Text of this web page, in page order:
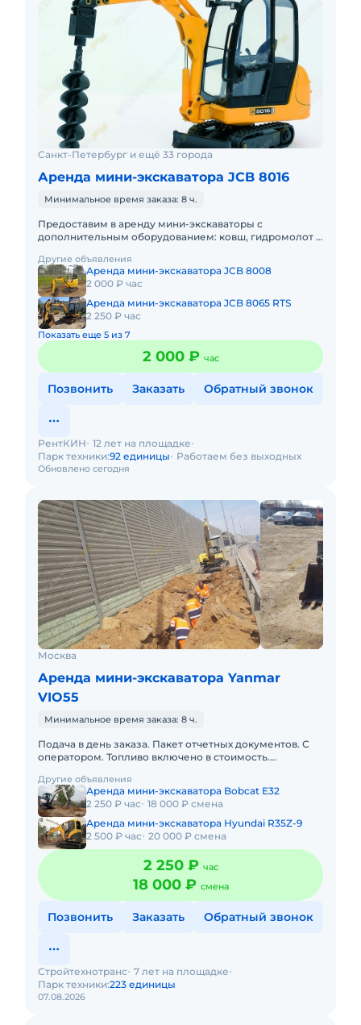
Санкт-Петербург и ещё 33 города
Аренда мини-экскаватора JCB 8016
Минимальное время заказа: 8 ч.
Предоставим в аренду мини-экскаваторы с
дополнительным оборудованием: ковш, гидромолот и
часов работы + 1 час
Другие объявления
Аренда мини-экскаватора JCB 8008
2 000 ₽ час
Аренда мини-экскаватора JCB 8065 RTS
2 250 ₽ час
Показать еще 5 из 7
2 000 ₽ час
Позвонить Заказать Обратный звонок
Обновлено сегодня
РентКИН 12 лет на площадке
Парк техники:92 единицы Работаем без выходных
Москва
Аренда мини-экскаватора Yanmar
VIO55
Минимальное время заказа: 8 ч.
Подача в день заказа. Пакет отчетных документов. С
оператором. Топливо включено в стоимость.
свободна.
Другие объявления
Аренда мини-экскаватора Bobcat E32
2 250 ₽ час 18 000 ₽ смена
Аренда мини-экскаватора Hyundai R35Z-9
2 500 ₽ час 20 000 ₽ смена
2 250 ₽ час
18 000 ₽ смена
Позвонить Заказать Обратный звонок
07.08.2026
Стройтехнотранс 7 лет на площадке
Парк техники:223 единицы